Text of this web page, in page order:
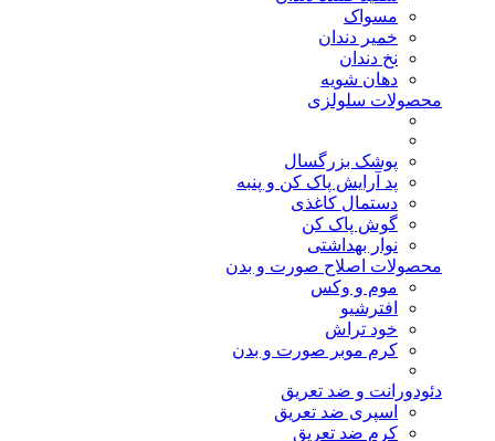
مسواک
خمیر دندان
نخ دندان
دهان شویه
محصولات سلولزی
پوشک بزرگسال
پد آرایش پاک کن و پنبه
دستمال کاغذی
گوش پاک کن
نوار بهداشتی
محصولات اصلاح صورت و بدن
موم و وکس
افترشیو
خود تراش
کرم موبر صورت و بدن
دئودورانت و ضد تعریق
اسپری ضد تعریق
کرم ضد تعریق